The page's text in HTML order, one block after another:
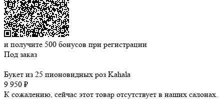
и получите 500 бонусов при регистрации
Под заказ
Букет из 25 пионовидных роз Kahala
9 950 ₽
К сожалению, сейчас этот товар отсутствует в наших салонах.